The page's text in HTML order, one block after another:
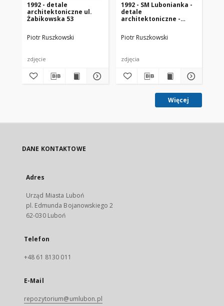
1992 - detale
architektoniczne ul.
Żabikowska 53
Piotr Ruszkowski
zdjęcie
1992 - SM Lubonianka -
detale
architektoniczne -
Piotr Ruszkowski
zdjęcia
Więcej
DANE KONTAKTOWE
Adres
Urząd Miasta Luboń
pl. Edmunda Bojanowskiego 2
62-030 Luboń
Telefon
+48 61 8130 011
E-Mail
repozytorium@umlubon.pl